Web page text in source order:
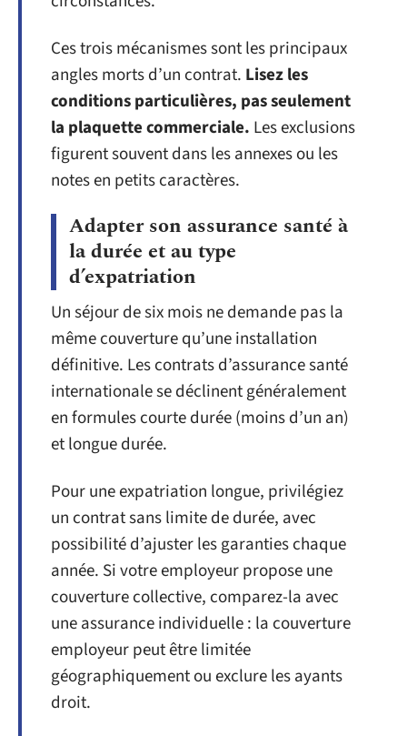
Ces trois mécanismes sont les principaux
angles morts d’un contrat. Lisez les
conditions particulières, pas seulement
la plaquette commerciale. Les exclusions
figurent souvent dans les annexes ou les
notes en petits caractères.
Adapter son assurance santé à
la durée et au type
d’expatriation
Un séjour de six mois ne demande pas la
même couverture qu’une installation
définitive. Les contrats d’assurance santé
internationale se déclinent généralement
en formules courte durée (moins d’un an)
et longue durée.
Pour une expatriation longue, privilégiez
un contrat sans limite de durée, avec
possibilité d’ajuster les garanties chaque
année. Si votre employeur propose une
couverture collective, comparez-la avec
une assurance individuelle : la couverture
employeur peut être limitée
géographiquement ou exclure les ayants
droit.